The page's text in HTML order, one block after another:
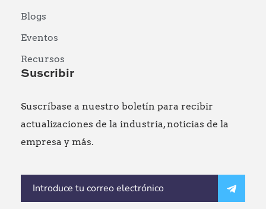
Blogs
Eventos
Recursos
Suscribir
Suscríbase a nuestro boletín para recibir
actualizaciones de la industria, noticias de la
empresa y más.